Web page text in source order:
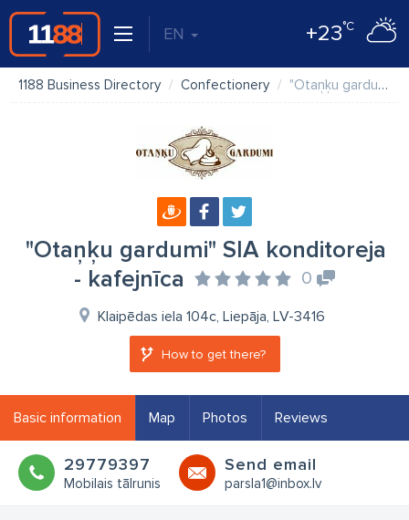
EN +23°C
1188 Business Directory Confectionery "Otaņķu gardumi" SIA konditoreja - kafejnīca
"Otaņķu gardumi" SIA konditoreja
- kafejnīca
0
Klaipēdas iela 104c, Liepāja, LV-3416
How to get there?
Basic information Map Photos Reviews
29779397
Mobilais tālrunis
Send email
parsla1@inbox.lv